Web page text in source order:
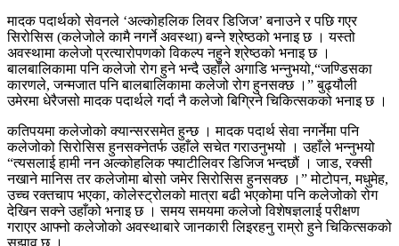
मादक पदार्थको सेवनले ‘अल्कोहलिक लिवर डिजिज’ बनाउने र पछि गएर
सिरोसिस (कलेजोले कामै नगर्ने अवस्था) बन्ने श्रेष्ठको भनाइ छ । यस्तो
अवस्थामा कलेजो प्रत्यारोपणको विकल्प नहुने श्रेष्ठको भनाइ छ ।
बालबालिकामा पनि कलेजो रोग हुने भन्दै उहाँले अगाडि भन्नुभयो,“जण्डिसका
कारणले, जन्मजात पनि बालबालिकामा कलेजो रोग हुनसक्छ ।” बुढ्यौली
उमेरमा धेरैजसो मादक पदार्थले गर्दा नै कलेजो बिग्रिने चिकित्सकको भनाइ छ ।
कतिपयमा कलेजोको क्यान्सरसमेत हुन्छ । मादक पदार्थ सेवा नगर्नेमा पनि
कलेजोको सिरोसिस हुनसक्नेतर्फ उहाँले सचेत गराउनुभयो । उहाँले भन्नुभयो
“त्यसलाई हामी नन अल्कोहलिक फ्याटीलिवर डिजिज भन्दछौं । जाड, रक्सी
नखाने मानिस तर कलेजोमा बोसो जमेर सिरोसिस हुनसक्छ ।” मोटोपन, मधुमेह,
उच्च रक्तचाप भएका, कोलेस्ट्रोलको मात्रा बढी भएकोमा पनि कलेजोको रोग
देखिन सक्ने उहाँको भनाइ छ । समय समयमा कलेजो विशेषज्ञलाई परीक्षण
गराएर आफ्नो कलेजोको अवस्थाबारे जानकारी लिइरहनु राम्रो हुने चिकित्सकको